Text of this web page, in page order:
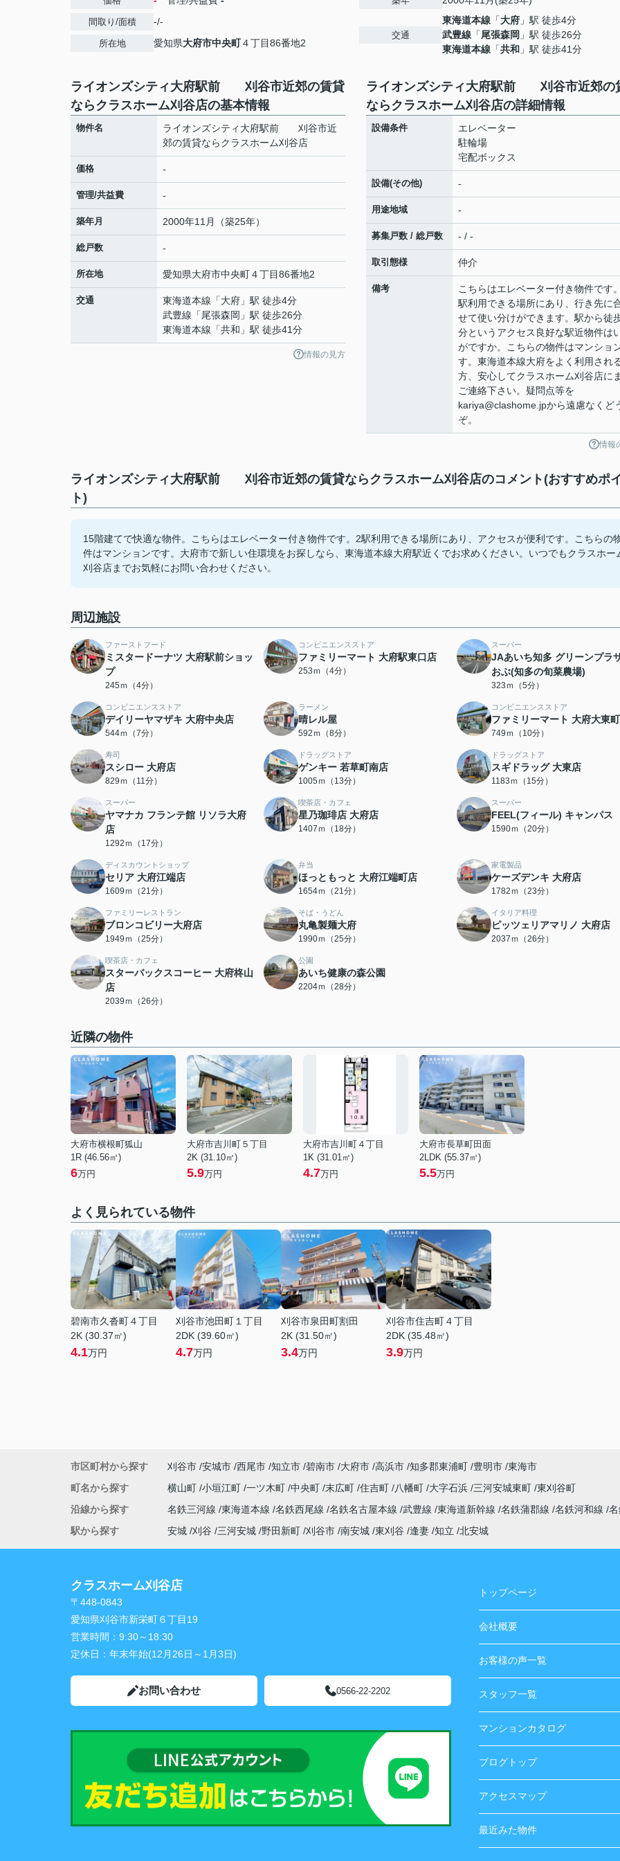
間取り/面積 -/-
所在地 愛知県大府市中央町４丁目86番地2
交通
東海道本線 「大府 」駅 徒歩4分
武豊線 「尾張森岡 」駅 徒歩26分
東海道本線 「共和 」駅 徒歩41分
ライオンズシティ大府駅前 刈谷市近郊の賃貸
ならクラスホーム刈谷店の基本情報
物件名
ライオンズシティ大府駅前 刈谷市近
郊の賃貸ならクラスホーム刈谷店
価格 -
管理/共益費 -
築年月 2000年11月（築25年）
総戸数 -
所在地 愛知県大府市中央町４丁目86番地2
交通 東海道本線 「大府 」駅 徒歩4分
武豊線 「尾張森岡 」駅 徒歩26分
東海道本線 「共和 」駅 徒歩41分
情報の見方
ライオンズシティ大府駅前 刈谷市近郊の
ならクラスホーム刈谷店の詳細情報
設備条件
エレベーター
駐輪場
宅配ボックス
設備(その他) -
用途地域 -
募集戸数 / 総戸数 - / -
取引態様 仲介
備考
こちらはエレベーター付き物件です
駅利用できる場所にあり、行き先に
せて使い分けができます。駅から徒
分というアクセス良好な駅近物件は
がですか。こちらの物件はマンショ
す。東海道本線大府をよく利用され
方、安心してクラスホーム刈谷店に
ご連絡下さい。疑問点等を
kariya@clashome.jpから遠慮なくど
ぞ。
情報
ライオンズシティ大府駅前 刈谷市近郊の賃貸ならクラスホーム刈谷店のコメント(おすすめポ
ト)
15階建てで快適な物件。こちらはエレベーター付き物件です。2駅利用できる場所にあり、アクセスが便利です。こちらの
件はマンションです。大府市で新しい住環境をお探しなら、東海道本線大府駅近くでお求めください。いつでもクラスホー
刈谷店までお気軽にお問い合わせください。
周辺施設
ファーストフード
ミスタードーナツ 大府駅前ショッ
プ
245ｍ（4分）
コンビニエンスストア
ファミリーマート 大府駅東口店
253ｍ（4分）
スーパー
JAあいち知多 グリーンプラ
おぶ(知多の旬菜農場)
323ｍ（5分）
コンビニエンスストア
デイリーヤマザキ 大府中央店
544ｍ（7分）
ラーメン
晴レル屋
592ｍ（8分）
コンビニエンスストア
ファミリーマート 大府大東
749ｍ（10分）
寿司
スシロー 大府店
829ｍ（11分）
ドラッグストア
ゲンキー 若草町南店
1005ｍ（13分）
ドラッグストア
スギドラッグ 大東店
1183ｍ（15分）
スーパー
ヤマナカ フランテ館 リソラ大府
店
1292ｍ（17分）
喫茶店・カフェ
星乃珈琲店 大府店
1407ｍ（18分）
スーパー
FEEL(フィール) キャンパス
1590ｍ（20分）
ディスカウントショップ
セリア 大府江端店
1609ｍ（21分）
弁当
ほっともっと 大府江端町店
1654ｍ（21分）
家電製品
ケーズデンキ 大府店
1782ｍ（23分）
ファミリーレストラン
ブロンコビリー大府店
1949ｍ（25分）
そば・うどん
丸亀製麺大府
1990ｍ（25分）
イタリア料理
ピッツェリアマリノ 大府店
2037ｍ（26分）
喫茶店・カフェ
スターバックスコーヒー 大府柊山
店
2039ｍ（26分）
公園
あいち健康の森公園
2204ｍ（28分）
近隣の物件
大府市横根町狐山
1R (46.56㎡)
6万円
大府市吉川町５丁目
2K (31.10㎡)
5.9万円
大府市吉川町４丁目
1K (31.01㎡)
4.7万円
大府市長草町田面
2LDK (55.37㎡)
5.5万円
よく見られている物件
碧南市久沓町４丁目
2K (30.37㎡)
4.1万円
刈谷市池田町１丁目
2DK (39.60㎡)
4.7万円
刈谷市泉田町割田
2K (31.50㎡)
3.4万円
刈谷市住吉町４丁目
2DK (35.48㎡)
3.9万円
市区町村から探す 刈谷市 安城市 西尾市 知立市 碧南市 大府市 高浜市 知多郡東浦町 豊明市 東海市
町名から探す
横山町 小垣江町 一ツ木町 中央町 末広町 住吉町 八幡町 大字石浜 三河安城東町 東刈谷町
沿線から探す
名鉄三河線 東海道本線 名鉄西尾線 名鉄名古屋本線 武豊線 東海道新幹線 名鉄蒲郡線 名鉄河和線
駅から探す
安城 刈谷 三河安城 野田新町 刈谷市 南安城 東刈谷 逢妻 知立 北安城
クラスホーム刈谷店
〒448-0843
愛知県刈谷市新栄町６丁目19
営業時間： 9:30～18:30
定休日： 年末年始(12月26日～1月3日)
お問い合わせ 0566-22-2202
トップページ
会社概要
お客様の声一覧
スタッフ一覧
マンションカタログ
ブログトップ
アクセスマップ
最近みた物件